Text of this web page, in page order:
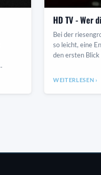
HD TV - Wer
Bei der
so leicht, eine
den ersten
WEITERLESEN ›